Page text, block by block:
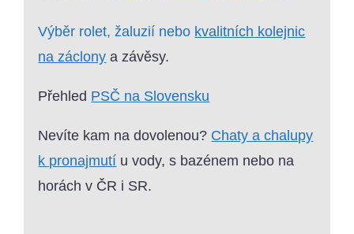
Výběr rolet, žaluzií nebo kvalitních kolejnic
na záclony a závěsy.
Přehled PSČ na Slovensku
Nevíte kam na dovolenou? Chaty a chalupy
k pronajmutí u vody, s bazénem nebo na
horách v ČR i SR.